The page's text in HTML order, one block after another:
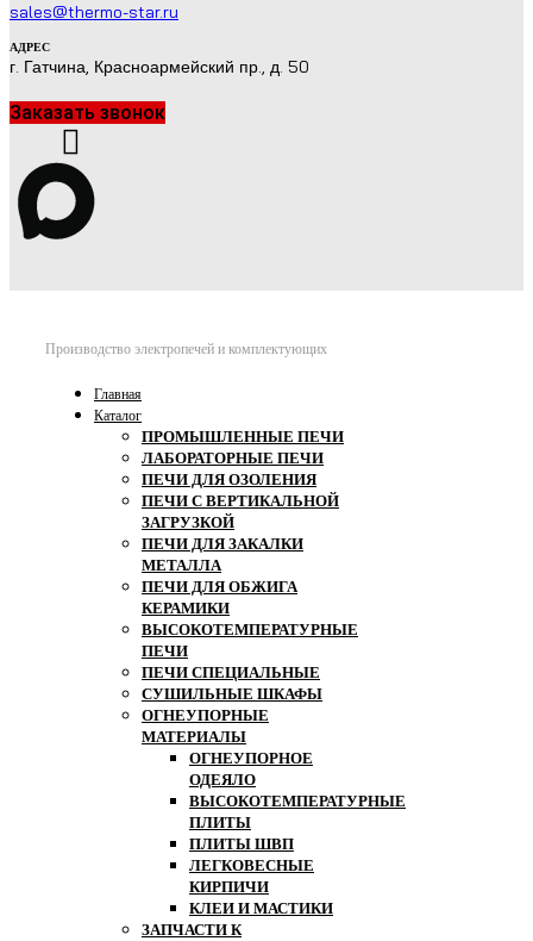
sales@thermo-star.ru
АДРЕС
г. Гатчина, Красноармейский пр., д. 50
Заказать звонок
Производство электропечей и комплектующих
Главная
Каталог
ПРОМЫШЛЕННЫЕ ПЕЧИ
ЛАБОРАТОРНЫЕ ПЕЧИ
ПЕЧИ ДЛЯ ОЗОЛЕНИЯ
ПЕЧИ С ВЕРТИКАЛЬНОЙ
ЗАГРУЗКОЙ
ПЕЧИ ДЛЯ ЗАКАЛКИ
МЕТАЛЛА
ПЕЧИ ДЛЯ ОБЖИГА
КЕРАМИКИ
ВЫСОКОТЕМПЕРАТУРНЫЕ
ПЕЧИ
ПЕЧИ СПЕЦИАЛЬНЫЕ
СУШИЛЬНЫЕ ШКАФЫ
ОГНЕУПОРНЫЕ
МАТЕРИАЛЫ
ОГНЕУПОРНОЕ
ОДЕЯЛО
ВЫСОКОТЕМПЕРАТУРНЫЕ
ПЛИТЫ
ПЛИТЫ ШВП
ЛЕГКОВЕСНЫЕ
КИРПИЧИ
КЛЕИ И МАСТИКИ
ЗАПЧАСТИ К